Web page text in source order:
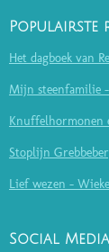
Populairste
Het dagboek van
Mijn steenfamilie
Knuffelhormonen
Stoplijn
Lief wezen -
Social Media